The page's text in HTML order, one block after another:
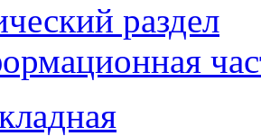
раздел